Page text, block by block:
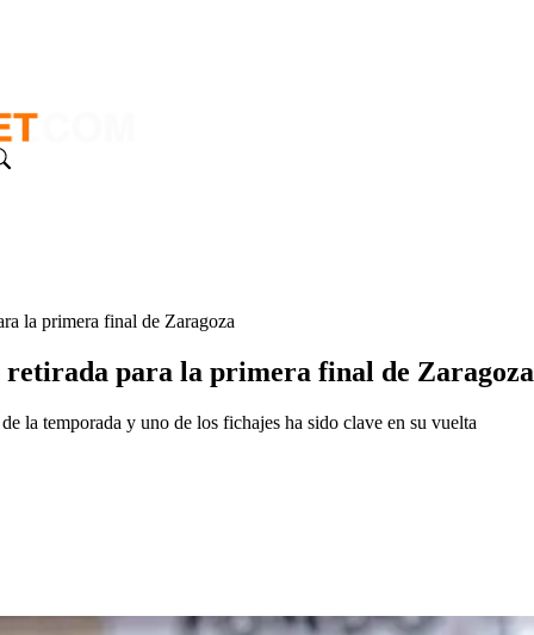
la primera final de Zaragoza
retirada para la primera final de Zaragoza
la temporada y uno de los fichajes ha sido clave en su vuelta